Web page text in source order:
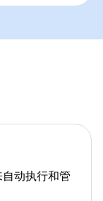
动执行和管